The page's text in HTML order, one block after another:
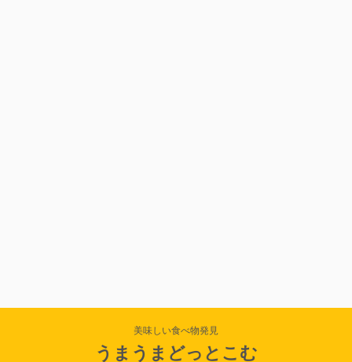
美味しい食べ物発見
うまうまどっとこむ